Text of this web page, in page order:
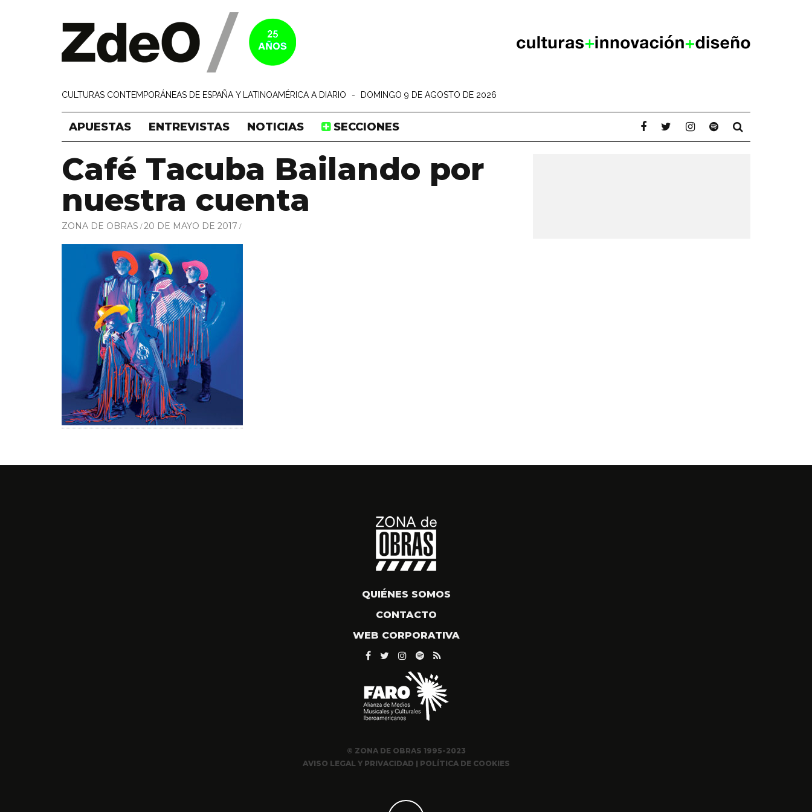
CULTURAS CONTEMPORÁNEAS DE ESPAÑA Y LATINOAMÉRICA A DIARIO - DOMINGO 9 DE AGOSTO DE 2026
APUESTAS ENTREVISTAS NOTICIAS SECCIONES
Café Tacuba Bailando por
nuestra cuenta
ZONA DE OBRAS 20 DE MAYO DE 2017
QUIÉNES SOMOS
CONTACTO
WEB CORPORATIVA
© ZONA DE OBRAS 1995-2023
AVISO LEGAL Y PRIVACIDAD | POLÍTICA DE COOKIES